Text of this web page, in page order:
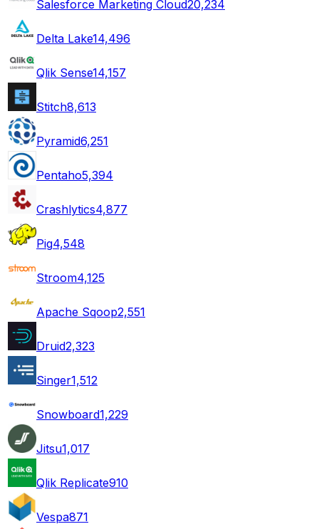
Salesforce Marketing Cloud20,234
Delta Lake14,496
Qlik Sense14,157
Stitch8,613
Pyramid6,251
Pentaho5,394
Crashlytics4,877
Pig4,548
Stroom4,125
Apache Sqoop2,551
Druid2,323
Singer1,512
Snowboard1,229
Jitsu1,017
Qlik Replicate910
Vespa871